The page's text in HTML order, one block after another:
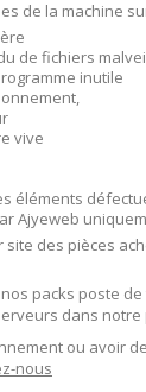
de la machine
de fichiers
inutile
vive
éléments
Ajyeweb
des pièces
packs poste
dans notre
ou avoir
nous